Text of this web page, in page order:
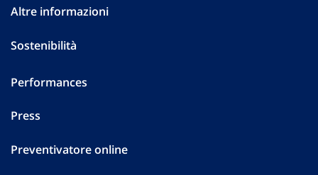
Altre informazioni
Sostenibilità
Performances
Press
Preventivatore online